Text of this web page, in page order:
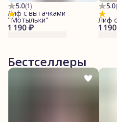
5.0(1)
1 190 ₽
Лиф с вытачками
"Мотыльки"
5.0(
1
Лиф
Бестселлеры